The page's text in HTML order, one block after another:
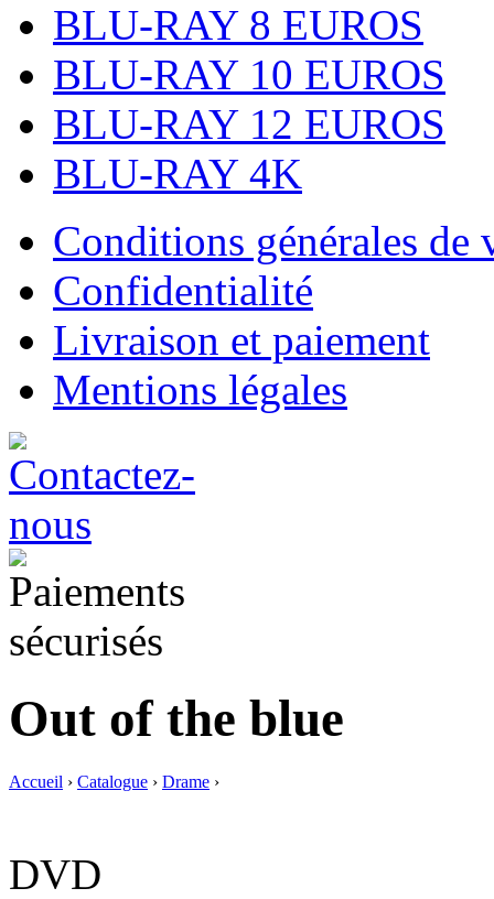
BLU-RAY 8 EUROS
BLU-RAY 10 EUROS
BLU-RAY 12 EUROS
BLU-RAY 4K
Conditions générales de
Confidentialité
Livraison et paiement
Mentions légales
Out of the blue
Accueil › Catalogue › Drame ›
DVD